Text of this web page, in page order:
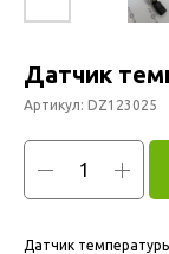
Датчик
Артикул: DZ123025
Датчик